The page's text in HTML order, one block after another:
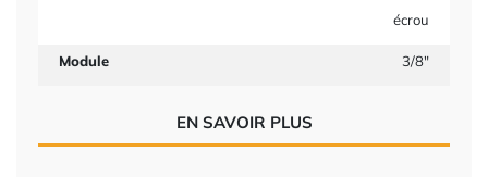
écrou
Module 3/8"
EN SAVOIR PLUS